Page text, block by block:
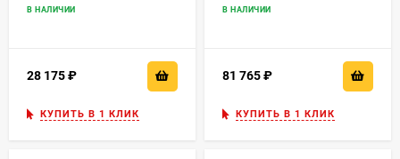
В НАЛИЧИИ
28 175
КУПИТЬ В 1 КЛИК
В НАЛИЧИИ
81 765
КУПИТЬ В 1 КЛИК